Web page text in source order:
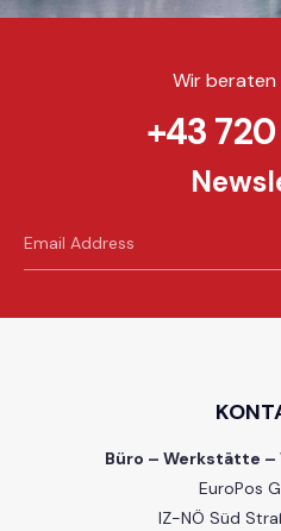
Wir beraten
+43 720
Büro – Werkstätte –
EuroPos
IZ-NÖ Süd